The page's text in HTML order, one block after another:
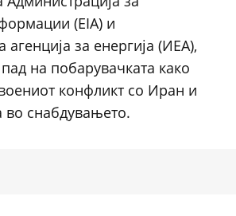
(EIA) и
агенција за енергија (ИЕА),
на побарувачката како
конфликт со Иран и
снабдувањето.